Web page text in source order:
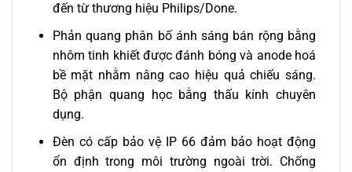
đến từ thương hiệu Philips/Done.
Phản quang phân bố ánh sáng bán rộng bằng
nhôm tinh khiết được đánh bóng và anode hoá
bề mặt nhằm nâng cao hiệu quả chiếu sáng.
Bộ phận quang học bằng thấu kính chuyên
dụng.
Đèn có cấp bảo vệ IP 66 đảm bảo hoạt động
ổn định trong môi trường ngoài trời. Chống